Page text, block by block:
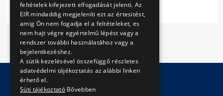
feltételek kifejezett elfogadását jelenti. Az
EIR mindaddig megjeleníti ezt az értesitést,
amig Ön nem fogadja el a feltételeket, es
nem hajt végre egyértelmű lépést vagy a
rendszer további használatához vagy a
bejelentkezéshez.
A sütik kezelésével összefüggő részletes
adatvédelmi tájékoztatás az alábbi linken
érhető el.
Süti tájékoztató Bővebben